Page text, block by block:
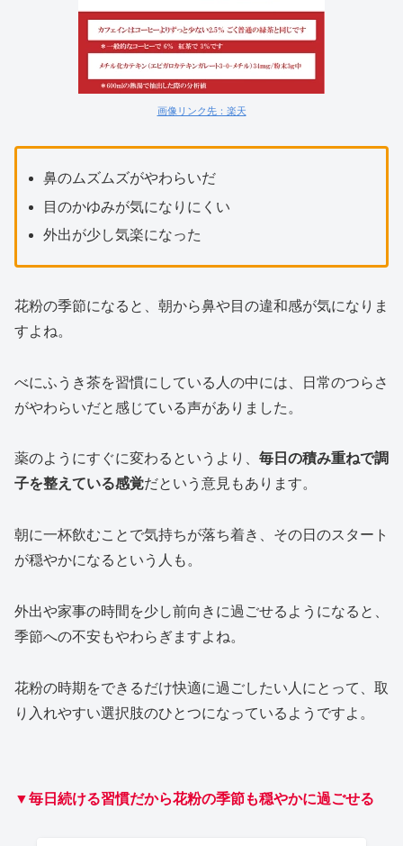
画像リンク先：楽天
鼻のムズムズがやわらいだ
目のかゆみが気になりにくい
外出が少し気楽になった
花粉の季節になると、朝から鼻や目の違和感が気になりま
すよね。
べにふうき茶を習慣にしている人の中には、日常のつらさ
がやわらいだと感じている声がありました。
薬のようにすぐに変わるというより、 毎日の積み重ねで調
子を整えている感覚だという意見もあります。
朝に一杯飲むことで気持ちが落ち着き、その日のスタート
が穏やかになるという人も。
外出や家事の時間を少し前向きに過ごせるようになると、
季節への不安もやわらぎますよね。
花粉の時期をできるだけ快適に過ごしたい人にとって、取
り入れやすい選択肢のひとつになっているようですよ。
▼毎日続ける習慣だから花粉の季節も穏やかに過ごせる